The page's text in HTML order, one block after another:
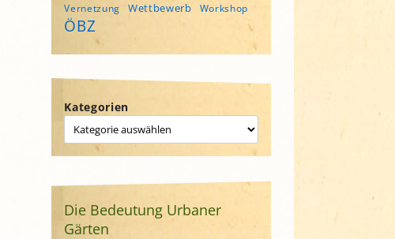
Vernetzung Wettbewerb Workshop
ÖBZ
Kategorien
Die Bedeutung Urbaner
Gärten